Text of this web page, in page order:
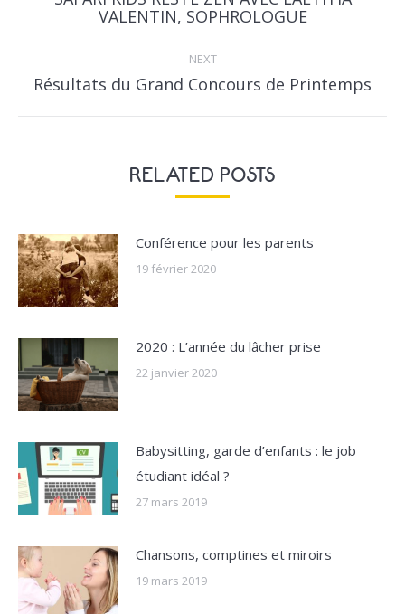
Previous
VALENTIN, SOPHROLOGUE
NEXT
Next
Résultats du Grand Concours de Printemps
RELATED POSTS
Conférence pour les parents
19 février 2020
2020 : L’année du lâcher prise
22 janvier 2020
Babysitting, garde d’enfants : le job
étudiant idéal ?
27 mars 2019
Chansons, comptines et miroirs
19 mars 2019